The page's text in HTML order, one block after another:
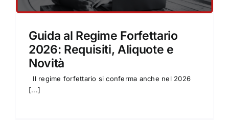
Guida al Regime Forfettario
2026: Requisiti, Aliquote e
Novità
Il regime forfettario si conferma anche nel 2026
[...]